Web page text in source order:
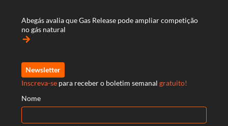
Abegás avalia que Gas Release pode ampliar competição
no gás natural
arrow_forward
Newsletter
Inscreva-se para receber o boletim semanal gratuito!
Nome